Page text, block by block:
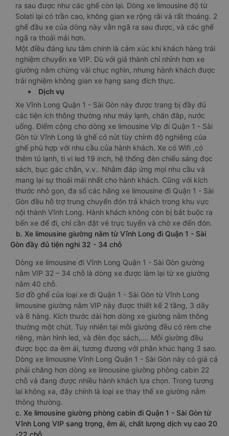
ra sau được như các ghế còn lại. Dòng xe limousine độ từ
Solati lại có trần cao, không gian xe rộng rãi và rất thoáng. 2
ghế đầu xe của dòng này vẫn ngã ra sau được, và các ghế
ngã ra thoải mái hơn.
Một điều đáng lưu tâm chính là cảm xúc khi khách hàng trải
nghiệm chuyến xe VIP. Dù với giá thành chỉ nhỉnh hơn xe
giường nằm chừng vài chục nghìn, nhưng hành khách được
trải nghiệm không gian xe hạng sang đích thực.
Dịch vụ
Xe Vĩnh Long Quận 1 - Sài Gòn này được trang bị đầy đủ
các tiện ích thông thường như máy lạnh, chăn đắp, nước
uống. Điểm cộng cho dòng xe limousine Vip đi Quận 1 - Sài
Gòn từ Vĩnh Long là ghế có nút tùy chỉnh độ nghiêng của
ghế phù hợp với nhu cầu của hành khách. Xe có Wifi ,có
thêm tủ lạnh, ti vi led 19 inch, hệ thống đèn chiếu sáng đọc
sách, bục gác chân, v.v.. Nhằm đáp ứng mọi nhu cầu và
mang lại sự thoải mái nhất cho hành khách. Cũng với kích
thước nhỏ gọn, đa số các hãng xe limousine đi Quận 1 - Sài
Gòn đều hỗ trợ trung chuyển đón trả khách trong khu vực
nội thành Vĩnh Long. Hành khách không còn bị bắt buộc ra
bến xe để đi, chỉ cần đặt vé trực tuyến và chờ xe đến đón.
b. Xe limousine giường nằm từ Vĩnh Long đi Quận 1 - Sài
Gòn đầy đủ tiện nghi 32 - 34 chỗ
Dòng xe limousine đi Vĩnh Long Quận 1 - Sài Gòn giường
nằm VIP 32 – 34 chỗ là dòng xe được làm lại từ xe giường
nằm 40 chỗ.
Sơ đồ ghế của loại xe đi Quận 1 - Sài Gòn từ Vĩnh Long
limousine giường nằm VIP này được thiết kế 2 tầng, 3 dãy
và 6 hàng. Kích thước dài hơn dòng xe giường nằm thông
thường một chút. Tuy nhiên tại mỗi giường đều có rèm che
riêng, màn hình led, và đèn đọc sách,…. Mỗi giường đều
được bọc da êm ái, tương đương với phân khúc hạng 3 sao.
Dòng xe limousine Vĩnh Long Quận 1 - Sài Gòn này có giá cả
phải chăng hơn dòng xe limousine giường phòng cabin 22
chỗ và đang được nhiều hành khách lựa chọn. Trong tương
lai không xa, đây chính là loại xe thay thế xe giường nằm
thông thường.
c. Xe limousine giường phòng cabin đi Quận 1 - Sài Gòn từ
Vĩnh Long VIP sang trọng, êm ái, chất lượng dịch vụ cao 20
-22 chỗ